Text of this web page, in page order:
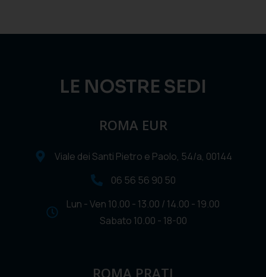
LE NOSTRE SEDI
ROMA EUR
Viale dei Santi Pietro e Paolo, 54/a, 00144
06 56 56 90 50
Lun - Ven 10.00 - 13.00 / 14.00 - 19.00
Sabato 10.00 - 18-00
ROMA PRATI